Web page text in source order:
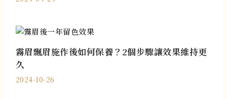
霧眉飄眉施作後如何保養？2個步驟讓效果維持更
久
2024-10-26